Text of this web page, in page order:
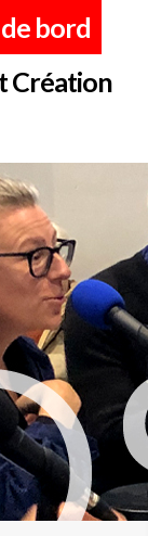
bord
Création